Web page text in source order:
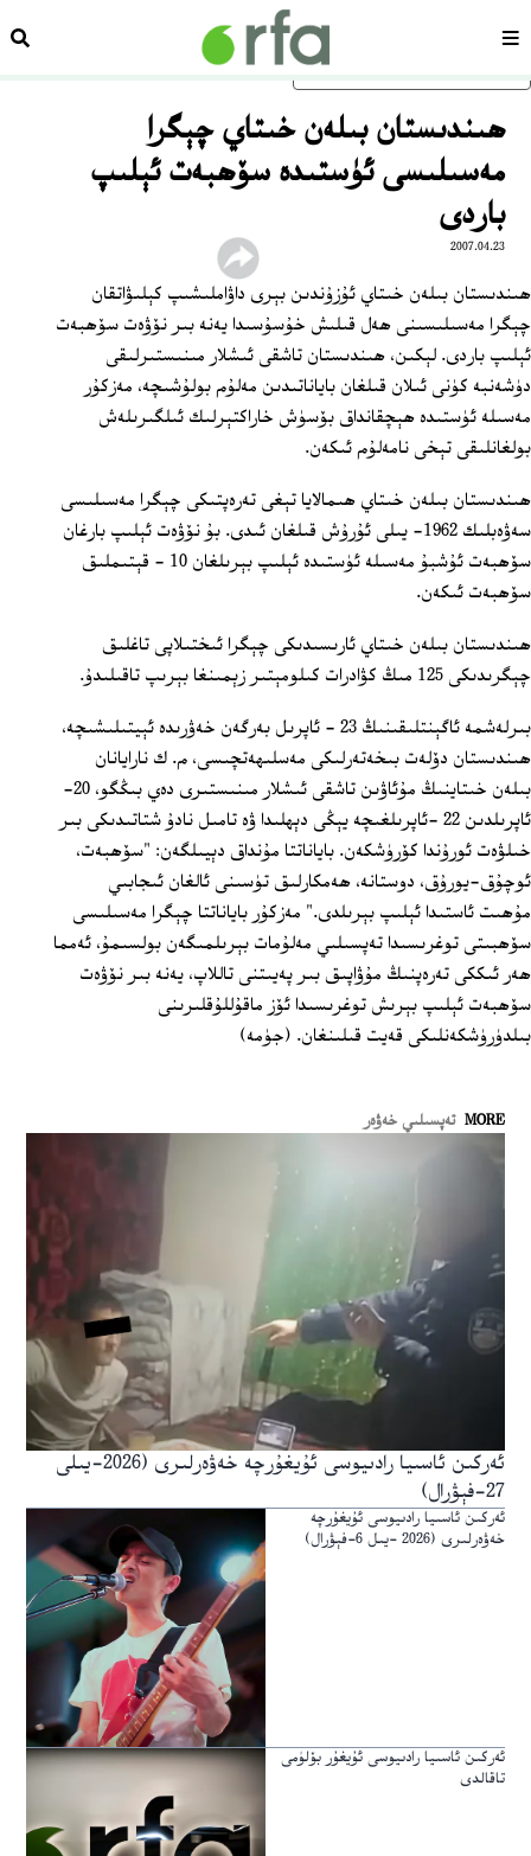
ئاساسلىق مەزمۇنغا ئاتلاڭسەھىپە
ھىندىستان بىلەن خىتاي چېگرا
مەسىلىسى ئۈستىدە سۆھبەت ئېلىپ
باردى
2007.04.23
ھىندىستان بىلەن خىتاي ئۇزۇندىن بېرى داۋاملىشىپ كېلىۋاتقان
چېگرا مەسىلىسىنى ھەل قىلىش خۇسۇسىدا يەنە بىر نۆۋەت سۆھبەت
ئېلىپ باردى. لېكىن، ھىندىستان تاشقى ئىشلار مىنىستىرلىقى
دۈشەنبە كۈنى ئىلان قىلغان باياناتىدىن مەلۇم بولۇشىچە، مەزكۇر
مەسىلە ئۈستىدە ھېچقانداق بۆسۈش خاراكتېرلىك ئىلگىرىلەش
بولغانلىقى تېخى نامەلۇم ئىكەن.
ھىندىستان بىلەن خىتاي ھىمالايا تېغى تەرەپتىكى چېگرا مەسىلىسى
سەۋەبلىك 1962- يىلى ئۇرۇش قىلغان ئىدى. بۇ نۆۋەت ئېلىپ بارغان
سۆھبەت ئۇشبۇ مەسىلە ئۈستىدە ئېلىپ بېرىلغان 10 - قېتىملىق
سۆھبەت ئىكەن.
ھىندىستان بىلەن خىتاي ئارىسىدىكى چېگرا ئىختىلاپى تاغلىق
چېگرىدىكى 125 مىڭ كۋادرات كىلومېتىر زېمىنغا بېرىپ تاقىلىدۇ.
بىرلەشمە ئاگېنتلىقىنىڭ 23 ‏- ئاپرىل بەرگەن خەۋرىدە ئېيتىلىشىچە،
ھىندىستان دۆلەت بىخەتەرلىكى مەسلىھەتچىسى، م. ك نارايانان
بىلەن خىتاينىڭ مۇئاۋىن تاشقى ئىشلار مىنىستىرى دەي بىڭگو، 20-
ئاپرىلدىن 22 -ئاپرىلغىچە يېڭى دېھلىدا ۋە تامىل نادۇ شتاتىدىكى بىر
خىلۋەت ئورۇندا كۆرۈشكەن. باياناتتا مۇنداق دېيىلگەن: "سۆھبەت،
ئوچۇق-يورۇق، دوستانە، ھەمكارلىق تۈسىنى ئالغان ئىجابىي
مۇھىت ئاستىدا ئېلىپ بېرىلدى." مەزكۇر باياناتتا چېگرا مەسىلىسى
سۆھبىتى توغرىسىدا تەپسىلىي مەلۇمات بېرىلمىگەن بولسىمۇ، ئەمما
ھەر ئىككى تەرەپنىڭ مۇۋاپىق بىر پەيىتنى تاللاپ، يەنە بىر نۆۋەت
سۆھبەت ئېلىپ بېرىش توغرىسىدا ئۆز ماقۇللۇقلىرىنى
بىلدۈرۈشكەنلىكى قەيت قىلىنغان. (جۈمە)
MORE تەپسىلىي خەۋەر
ئەركىن ئاسىيا رادىيوسى ئۇيغۇرچە خەۋەرلىرى (2026-يىلى
27-فېۋرال)
ئەركىن ئاسىيا رادىيوسى ئۇيغۇرچە
خەۋەرلىرى (2026 -يىل 6-فېۋرال)
ئەركىن ئاسىيا رادىيوسى ئۇيغۇر بۆلۈمى
تاقالدى